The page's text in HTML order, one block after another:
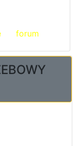
forum